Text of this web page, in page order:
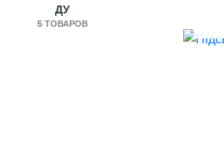
ДУ
5 ТОВАРОВ